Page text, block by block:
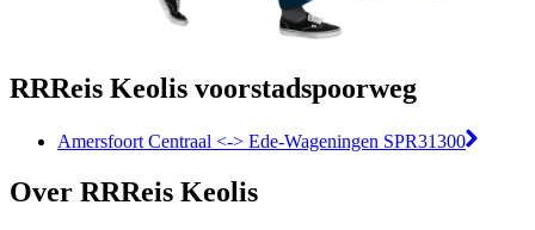
RRReis Keolis voorstadspoorweg
Amersfoort Centraal <-> Ede-Wageningen SPR31300
Over RRReis Keolis